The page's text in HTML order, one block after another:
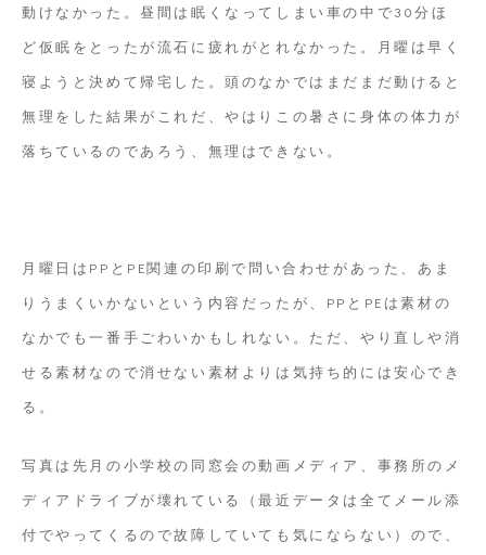
動けなかった。昼間は眠くなってしまい車の中で30分ほ
ど仮眠をとったが流石に疲れがとれなかった。月曜は早く
寝ようと決めて帰宅した。頭のなかではまだまだ動けると
無理をした結果がこれだ、やはりこの暑さに身体の体力が
落ちているのであろう、無理はできない。
月曜日はPPとPE関連の印刷で問い合わせがあった、あま
りうまくいかないという内容だったが、PPとPEは素材の
なかでも一番手ごわいかもしれない。ただ、やり直しや消
せる素材なので消せない素材よりは気持ち的には安心でき
る。
写真は先月の小学校の同窓会の動画メディア、事務所のメ
ディアドライブが壊れている（最近データは全てメール添
付でやってくるので故障していても気にならない）ので、